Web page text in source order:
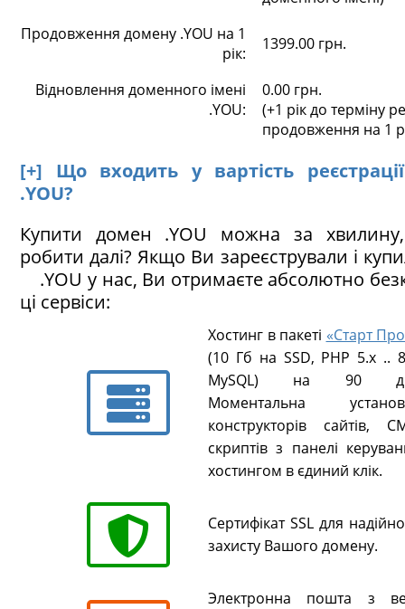
Продовження домену .YOU на 1
рік:
1399.00 грн.
Відновлення доменного імені
.YOU:
0.00 грн.
(+1 рік до терміну
продовження на 1
[+] Що входить у вартість
.YOU?
Купити домен .YOU можна за
робити далі? Якщо Ви зареєстрували і
.YOU у нас, Ви отримаєте абсолютно
ці сервіси:
Хостинг в пакеті «Старт
(10 Гб на SSD, PHP 5.х ..
MySQL) на 90
Моментальна
конструкторів сайтів,
скриптів з панелі
хостингом в єдиний клік.
Сертифікат SSL для
захисту Вашого домену.
Электронна пошта з